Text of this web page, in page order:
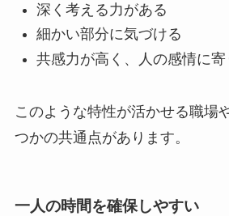
深く考える力がある
細かい部分に気づける
共感力が高く、人の感情に寄
このような特性が活かせる職場
つかの共通点があります。
一人の時間を確保しやすい